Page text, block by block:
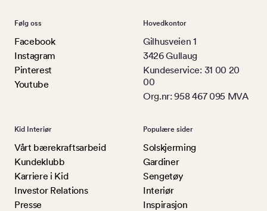
Følg oss
Facebook
Instagram
Pinterest
Youtube
Hovedkontor
Gilhusveien 1
3426 Gullaug
Kundeservice: 31 00 20
00
Org.nr: 958 467 095 MVA
Kid Interiør
Vårt bærekraftsarbeid
Kundeklubb
Karriere i Kid
Investor Relations
Presse
Populære sider
Solskjerming
Gardiner
Sengetøy
Interiør
Inspirasjon